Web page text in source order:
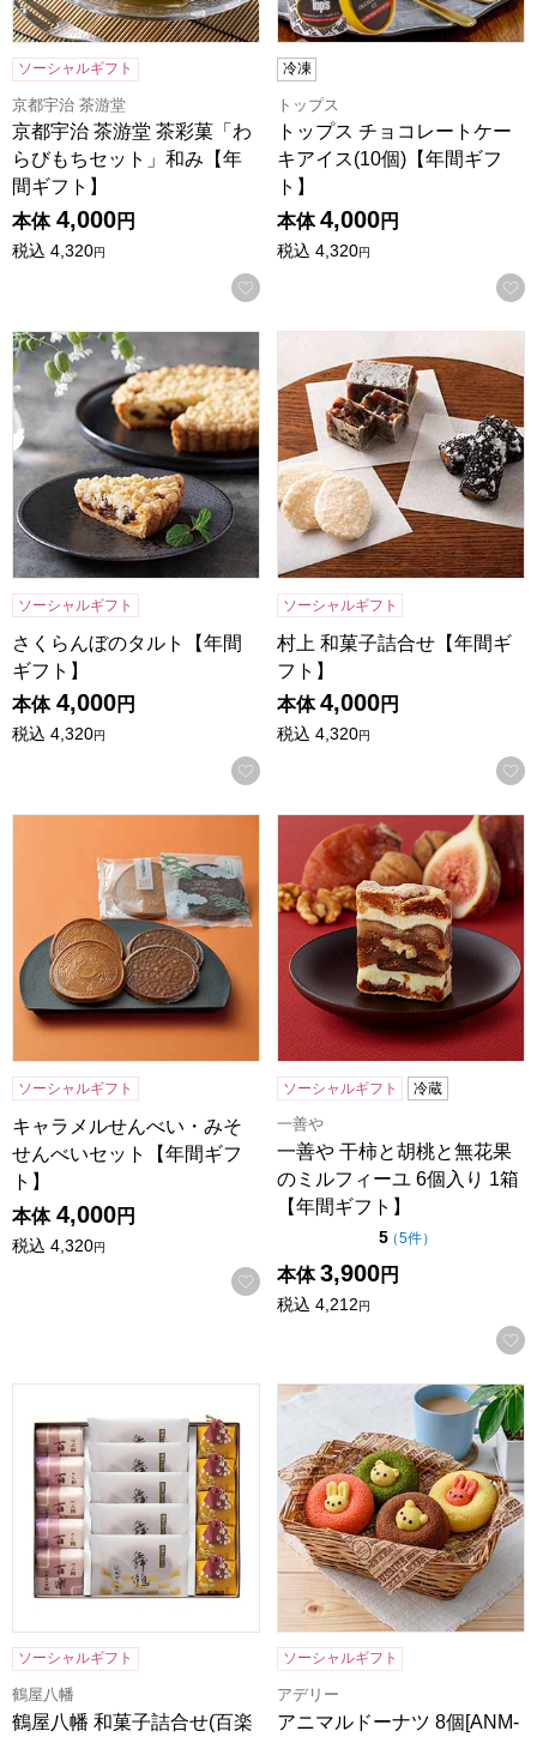
ソーシャルギフト
京都宇治 茶游堂
京都宇治 茶游堂 茶彩菓「わ
らびもちセット」和み【年
間ギフト】
本体 4,000円
税込 4,320円
お気に入りに登録する
冷凍
トップス
トップス チョコレートケー
キアイス(10個)【年間ギフ
ト】
本体 4,000円
税込 4,320円
さくらんぼのタルト【年間ギフト】
ソーシャルギフト
さくらんぼのタルト【年間
ギフト】
本体 4,000円
税込 4,320円
お気に入りに登録する
ソーシャルギフト
村上 和菓子詰合せ【年間ギ
フト】
本体 4,000円
税込 4,320円
キャラメルせんべい・みそせんべいセット【年間ギフト】
ソーシャルギフト
キャラメルせんべい・みそ
せんべいセット【年間ギフ
ト】
本体 4,000円
税込 4,320円
お気に入りに登録する
一善や 干柿と胡桃と無花果
ソーシャルギフト 冷蔵
一善や
一善や 干柿と胡桃と無花果
のミルフィーユ 6個入り 1箱
【年間ギフト】
5点（5点満点中）
（5件の評価
）
本体 3,900円
税込 4,212円
鶴屋八幡 和菓子詰合せ(百楽(粒)×3(こし)×2 舞鶴・さつま大
ソーシャルギフト
鶴屋八幡
鶴屋八幡 和菓子詰合せ(百楽
アニマルドーナツ 8個[ANM-
ソーシャルギフト
アデリー
アニマルドーナツ 8個[ANM-